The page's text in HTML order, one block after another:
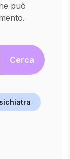
può
Cerca